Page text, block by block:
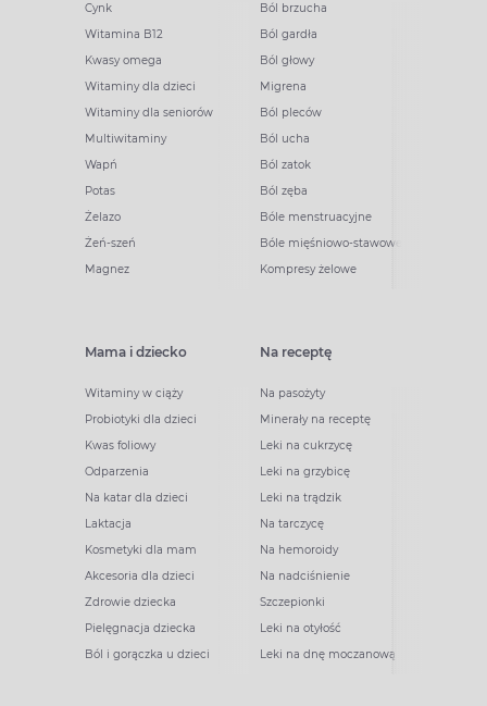
Cynk
Witamina B12
Kwasy omega
Witaminy dla dzieci
Witaminy dla seniorów
Multiwitaminy
Wapń
Potas
Żelazo
Żeń-szeń
Magnez
Ból brzucha
Ból gardła
Ból głowy
Migrena
Ból pleców
Ból ucha
Ból zatok
Ból zęba
Bóle menstruacyjne
Bóle mięśniowo-stawowe
Kompresy żelowe
Mama i dziecko
Witaminy w ciąży
Probiotyki dla dzieci
Kwas foliowy
Odparzenia
Na katar dla dzieci
Laktacja
Kosmetyki dla mam
Akcesoria dla dzieci
Zdrowie dziecka
Pielęgnacja dziecka
Ból i gorączka u dzieci
Na receptę
Na pasożyty
Minerały na receptę
Leki na cukrzycę
Leki na grzybicę
Leki na trądzik
Na tarczycę
Na hemoroidy
Na nadciśnienie
Szczepionki
Leki na otyłość
Leki na dnę moczanową